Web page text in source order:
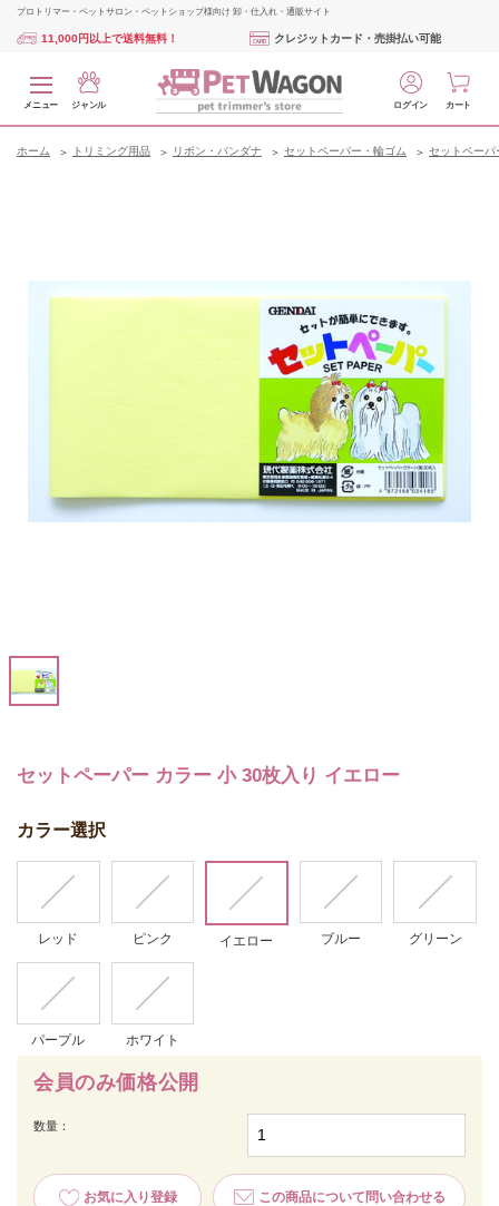
プロトリマー・ペットサロン・ペットショップ様向け 卸・仕入れ・通販サイト
11,000円以上で送料無料！ クレジットカード・売掛払い可能
メニュー ジャンル ログイン カート
ホーム トリミング用品 リボン・バンダナ セットペーパー・輪ゴム セットペーパ
セットペーパー カラー 小 30枚入り イエロー
会員のみ価格公開
数量：
お気に入り登録 この商品について問い合わせる
カラー選択
レッド ピンク イエロー ブルー グリーン
パープル ホワイト